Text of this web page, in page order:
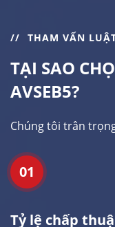
THAM VẤN
TẠI SAO
AVSEB5?
Chúng tôi trân
01
Tỷ lệ chấp